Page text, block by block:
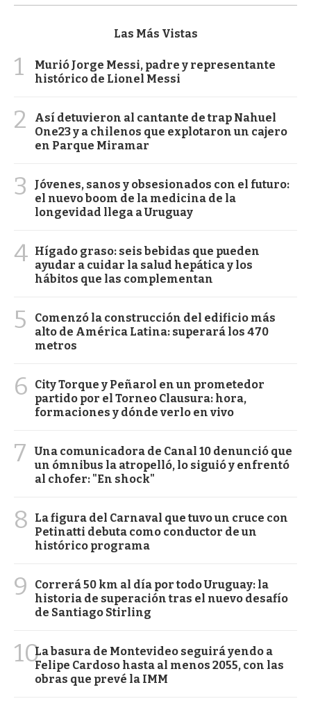
Las Más Vistas
1
Murió Jorge Messi, padre y representante
histórico de Lionel Messi
2
Así detuvieron al cantante de trap Nahuel
One23 y a chilenos que explotaron un cajero
en Parque Miramar
3
Jóvenes, sanos y obsesionados con el futuro:
el nuevo boom de la medicina de la
longevidad llega a Uruguay
4 Hígado graso: seis bebidas que pueden
ayudar a cuidar la salud hepática y los
hábitos que las complementan
5
Comenzó la construcción del edificio más
alto de América Latina: superará los 470
metros
6
City Torque y Peñarol en un prometedor
partido por el Torneo Clausura: hora,
formaciones y dónde verlo en vivo
7
Una comunicadora de Canal 10 denunció que
un ómnibus la atropelló, lo siguió y enfrentó
al chofer: "En shock"
8
La figura del Carnaval que tuvo un cruce con
Petinatti debuta como conductor de un
histórico programa
9
Correrá 50 km al día por todo Uruguay: la
historia de superación tras el nuevo desafío
de Santiago Stirling
10La basura de Montevideo seguirá yendo a
Felipe Cardoso hasta al menos 2055, con las
obras que prevé la IMM